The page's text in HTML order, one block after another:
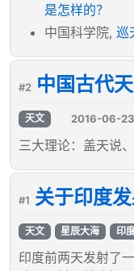
是怎样的？
中国科学院, 巡
#2 中国古代
天文 2016-06-23
三大理论：盖天说
#1 关于印度
天文 星辰大海 印
印度前两天发射了